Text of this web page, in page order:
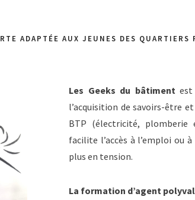
ADAPTÉE AUX JEUNES DES QUARTIERS
Les Geeks du bâtiment est
l’acquisition de savoirs-être
BTP (électricité, plomberie
facilite l’accès à l’emploi ou à
plus en tension.
La formation d’agent